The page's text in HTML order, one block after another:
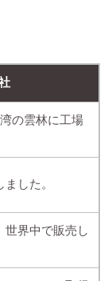
の雲林に工場
した。
世界中で販売し